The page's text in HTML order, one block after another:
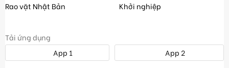
Rao vặt Nhật Bản
Khởi nghiệp
Tải ứng dụng
App 1
App 2